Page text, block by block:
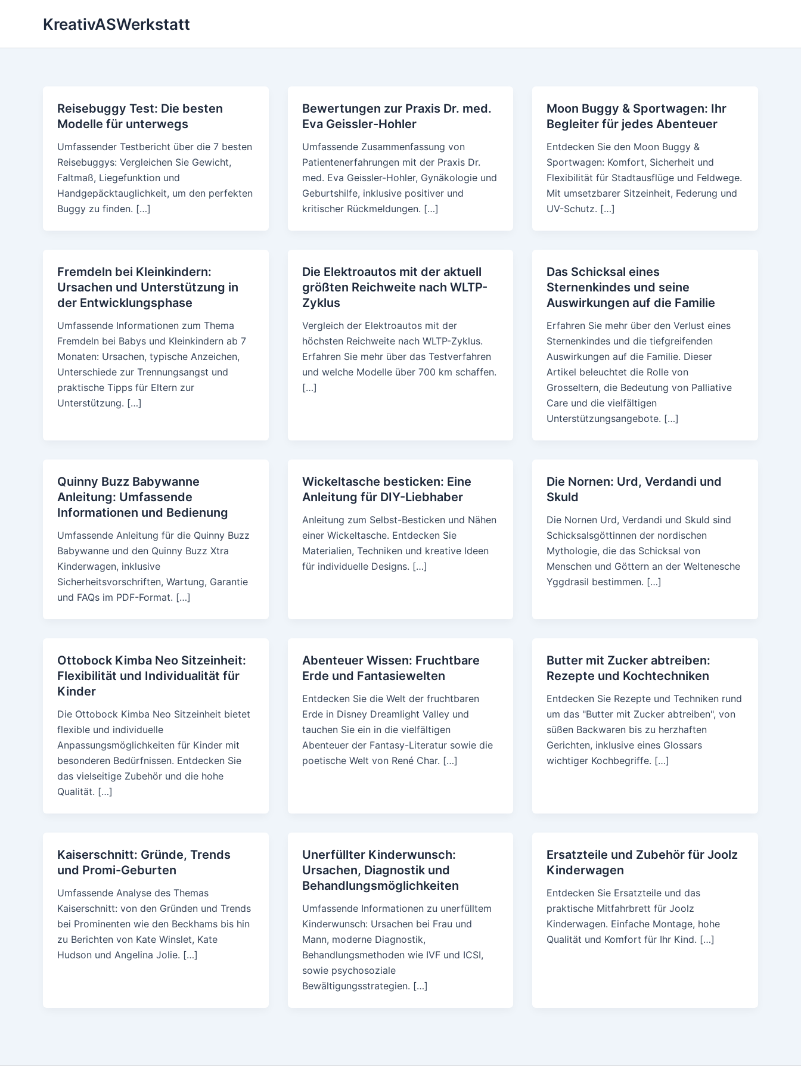
KreativASWerkstatt
Reisebuggy Test: Die besten
Modelle für unterwegs
Umfassender Testbericht über die 7 besten
Reisebuggys: Vergleichen Sie Gewicht,
Faltmaß, Liegefunktion und
Handgepäcktauglichkeit, um den perfekten
Buggy zu finden. […]
Bewertungen zur Praxis Dr. med.
Eva Geissler-Hohler
Umfassende Zusammenfassung von
Patientenerfahrungen mit der Praxis Dr.
med. Eva Geissler-Hohler, Gynäkologie und
Geburtshilfe, inklusive positiver und
kritischer Rückmeldungen. […]
Moon Buggy & Sportwagen: Ihr
Begleiter für jedes Abenteuer
Entdecken Sie den Moon Buggy &
Sportwagen: Komfort, Sicherheit und
Flexibilität für Stadtausflüge und Feldwege.
Mit umsetzbarer Sitzeinheit, Federung und
UV-Schutz. […]
Fremdeln bei Kleinkindern:
Ursachen und Unterstützung in
der Entwicklungsphase
Umfassende Informationen zum Thema
Fremdeln bei Babys und Kleinkindern ab 7
Monaten: Ursachen, typische Anzeichen,
Unterschiede zur Trennungsangst und
praktische Tipps für Eltern zur
Unterstützung. […]
Die Elektroautos mit der aktuell
größten Reichweite nach WLTP-
Zyklus
Vergleich der Elektroautos mit der
höchsten Reichweite nach WLTP-Zyklus.
Erfahren Sie mehr über das Testverfahren
und welche Modelle über 700 km schaffen.
[…]
Das Schicksal eines
Sternenkindes und seine
Auswirkungen auf die Familie
Erfahren Sie mehr über den Verlust eines
Sternenkindes und die tiefgreifenden
Auswirkungen auf die Familie. Dieser
Artikel beleuchtet die Rolle von
Grosseltern, die Bedeutung von Palliative
Care und die vielfältigen
Unterstützungsangebote. […]
Quinny Buzz Babywanne
Anleitung: Umfassende
Informationen und Bedienung
Umfassende Anleitung für die Quinny Buzz
Babywanne und den Quinny Buzz Xtra
Kinderwagen, inklusive
Sicherheitsvorschriften, Wartung, Garantie
und FAQs im PDF-Format. […]
Wickeltasche besticken: Eine
Anleitung für DIY-Liebhaber
Anleitung zum Selbst-Besticken und Nähen
einer Wickeltasche. Entdecken Sie
Materialien, Techniken und kreative Ideen
für individuelle Designs. […]
Die Nornen: Urd, Verdandi und
Skuld
Die Nornen Urd, Verdandi und Skuld sind
Schicksalsgöttinnen der nordischen
Mythologie, die das Schicksal von
Menschen und Göttern an der Weltenesche
Yggdrasil bestimmen. […]
Ottobock Kimba Neo Sitzeinheit:
Flexibilität und Individualität für
Kinder
Die Ottobock Kimba Neo Sitzeinheit bietet
flexible und individuelle
Anpassungsmöglichkeiten für Kinder mit
besonderen Bedürfnissen. Entdecken Sie
das vielseitige Zubehör und die hohe
Qualität. […]
Abenteuer Wissen: Fruchtbare
Erde und Fantasiewelten
Entdecken Sie die Welt der fruchtbaren
Erde in Disney Dreamlight Valley und
tauchen Sie ein in die vielfältigen
Abenteuer der Fantasy-Literatur sowie die
poetische Welt von René Char. […]
Butter mit Zucker abtreiben:
Rezepte und Kochtechniken
Entdecken Sie Rezepte und Techniken rund
um das "Butter mit Zucker abtreiben", von
süßen Backwaren bis zu herzhaften
Gerichten, inklusive eines Glossars
wichtiger Kochbegriffe. […]
Kaiserschnitt: Gründe, Trends
und Promi-Geburten
Umfassende Analyse des Themas
Kaiserschnitt: von den Gründen und Trends
bei Prominenten wie den Beckhams bis hin
zu Berichten von Kate Winslet, Kate
Hudson und Angelina Jolie. […]
Unerfüllter Kinderwunsch:
Ursachen, Diagnostik und
Behandlungsmöglichkeiten
Umfassende Informationen zu unerfülltem
Kinderwunsch: Ursachen bei Frau und
Mann, moderne Diagnostik,
Behandlungsmethoden wie IVF und ICSI,
sowie psychosoziale
Bewältigungsstrategien. […]
Ersatzteile und Zubehör für Joolz
Kinderwagen
Entdecken Sie Ersatzteile und das
praktische Mitfahrbrett für Joolz
Kinderwagen. Einfache Montage, hohe
Qualität und Komfort für Ihr Kind. […]